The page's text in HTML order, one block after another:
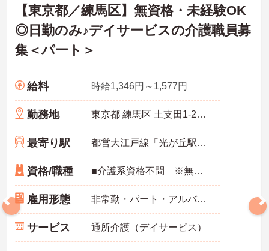
【東京都／練馬区】無資格・未経験OK
◎日勤のみ♪デイサービスの介護職員募
集＜パート＞
給料 時給1,346円～1,577円
勤務地 東京都 練馬区 土支田1-20-11
最寄り駅 都営大江戸線「光が丘駅」徒歩14分
資格/職種 ■介護系資格不問 ※無資格者:入社半年以内に会社負担で認知症介護基礎研修受講 ■経験不問
雇用形態 非常勤・パート・アルバイト
サービス 通所介護（デイサービス）